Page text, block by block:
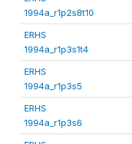
1994a_r1p2s8t10
ERHS
1994a_r1p3s1t4
ERHS
1994a_r1p3s5
ERHS
1994a_r1p3s6